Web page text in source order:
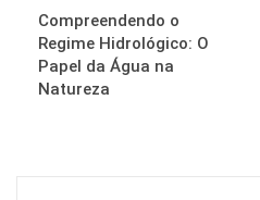
Compreendendo o
Regime Hidrológico: O
Papel da Água na
Natureza